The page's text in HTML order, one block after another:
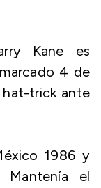
Kane es
4 de
hat-trick ante
1986 y
el